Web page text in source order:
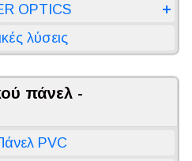
OPTICS
λύσεις
πάνελ -
PVC